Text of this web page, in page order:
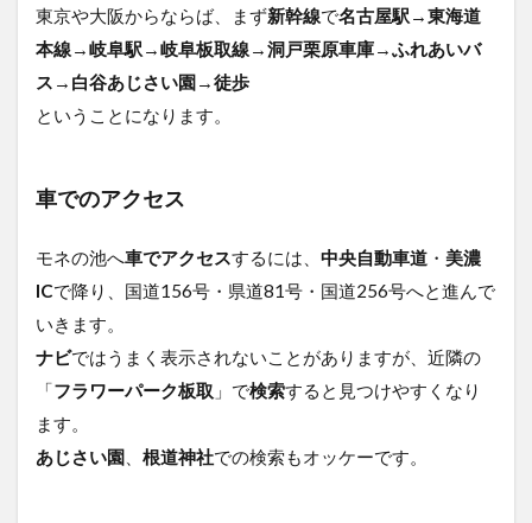
東京や大阪からならば、まず新幹線で名古屋駅 →東海道
本線→岐阜駅 →岐阜板取線→洞戸栗原車庫→ふれあいバ
ス → 白谷あじさい園→徒歩
ということになります。
車でのアクセス
モネの池へ車でアクセスするには、 中央自動車道 ・ 美濃
ICで降り、国道156号・県道81号・国道256号へと進んで
いきます。
ナビではうまく表示されないことがありますが、近隣の
「フラワーパーク板取 」で検索すると見つけやすくなり
ます。
あじさい園
根道神社での検索もオッケーです。